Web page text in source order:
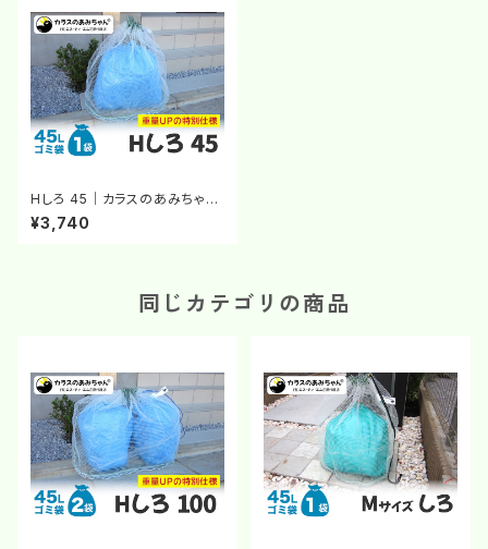
Hしろ 45｜カラスのあみちゃん
®｜カラスよけネット｜チェーン
のおもり｜白いネット｜カラス対
¥3,740
同じカテゴリの商品